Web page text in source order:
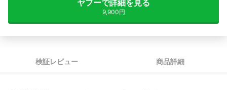
ヤフーで詳細を見る
9,900円
検証レビュー 商品詳細